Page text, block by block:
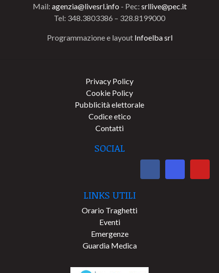
Mail: agenzia@livesrl.info - Pec: srllive@pec.it
Tel: 348.3803386 – 328.8199000
Programmazione e layout Infoelba srl
Privacy Policy
Cookie Policy
Pubblicità elettorale
Codice etico
Contatti
SOCIAL
LINKS UTILI
Orario Traghetti
Eventi
Emergenze
Guardia Medica